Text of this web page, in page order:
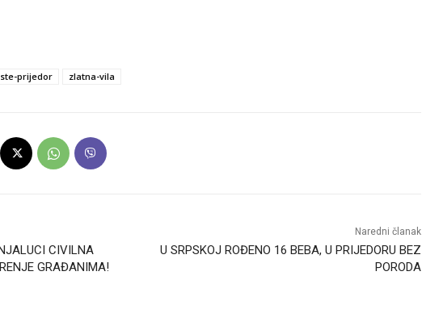
prijedor zlatna-vila
CIVILNA
GRAĐANIMA!
Naredni članak
U SRPSKOJ ROĐENO 16 BEBA, U PRIJEDORU BEZ
PORODA